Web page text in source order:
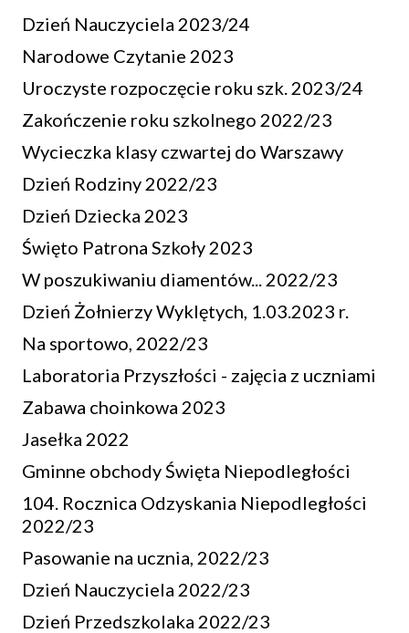
Dzień Nauczyciela 2023/24
Narodowe Czytanie 2023
Uroczyste rozpoczęcie roku szk. 2023/24
Zakończenie roku szkolnego 2022/23
Wycieczka klasy czwartej do Warszawy
Dzień Rodziny 2022/23
Dzień Dziecka 2023
Święto Patrona Szkoły 2023
W poszukiwaniu diamentów... 2022/23
Dzień Żołnierzy Wyklętych, 1.03.2023 r.
Na sportowo, 2022/23
Laboratoria Przyszłości - zajęcia z uczniami
Zabawa choinkowa 2023
Jasełka 2022
Gminne obchody Święta Niepodległości
104. Rocznica Odzyskania Niepodległości
2022/23
Pasowanie na ucznia, 2022/23
Dzień Nauczyciela 2022/23
Dzień Przedszkolaka 2022/23